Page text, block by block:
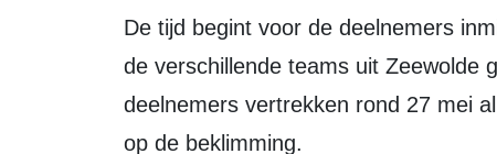
De tijd begint voor de deelnemers inmiddels te dringen. De voorbereidingen voor
de verschillende teams uit Zeewolde
deelnemers vertrekken rond 27 mei
op de beklimming.